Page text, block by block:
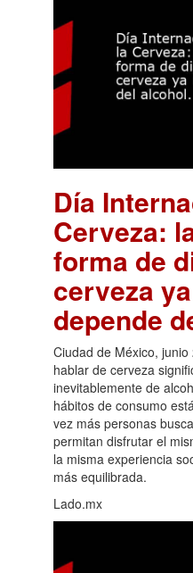
Día
Cerveza:
forma de
cerveza
depende
Ciudad de México,
hablar de cerveza
inevitablemente de
hábitos de consumo
vez más personas
permitan disfrutar el
la misma experiencia
más equilibrada.
Lado.mx